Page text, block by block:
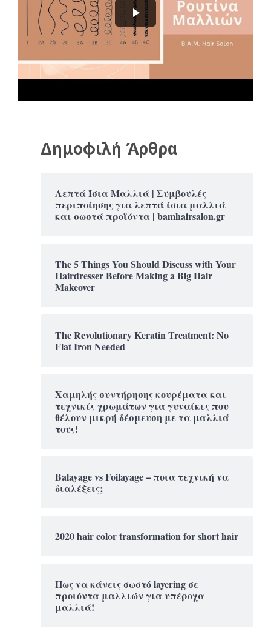
Δημοφιλή Άρθρα
Λεπτά Ίσια Μαλλιά | Συμβουλές
περιποίησης για λεπτά ίσια μαλλιά
και σωστά προϊόντα | bamhairsalon.gr
The 5 Things You Should Discuss with Your
Hairdresser Before Making a Big Hair
Makeover
The Revolutionary Keratin Treatment: No
Flat Iron Needed
Χαμηλής συντήρησης κουρέματα και
τεχνικές χρωμάτων για γυναίκες που
θέλουν μικρή δέσμευση με τα μαλλιά
τους!
Balayage vs Foilayage – ποια τεχνική να
διαλέξεις;
2020 hair color transformation for short hair
Πως να κάνεις σωστό layering σε
προιόντα μαλλιών για υπέροχα
μαλλιά!